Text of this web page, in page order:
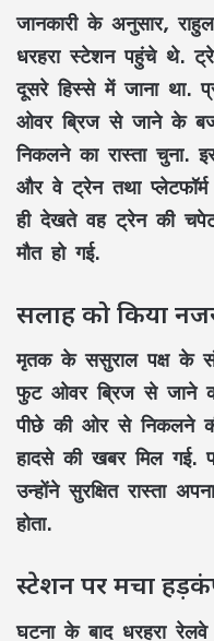
जानकारी के अनुसार,
धरहरा स्टेशन पहुंचे थे.
दूसरे हिस्से में जाना था.
ओवर ब्रिज से जाने के
निकलने का रास्ता चुना.
और वे ट्रेन तथा
ही देखते वह ट्रेन की
मौत हो गई.
सलाह को किया
मृतक के ससुराल पक्ष के
फुट ओवर ब्रिज से जाने
पीछे की ओर से निकलने
हादसे की खबर मिल गई.
उन्होंने सुरक्षित रास्ता
होता.
स्टेशन पर मचा
घटना के बाद धरहरा